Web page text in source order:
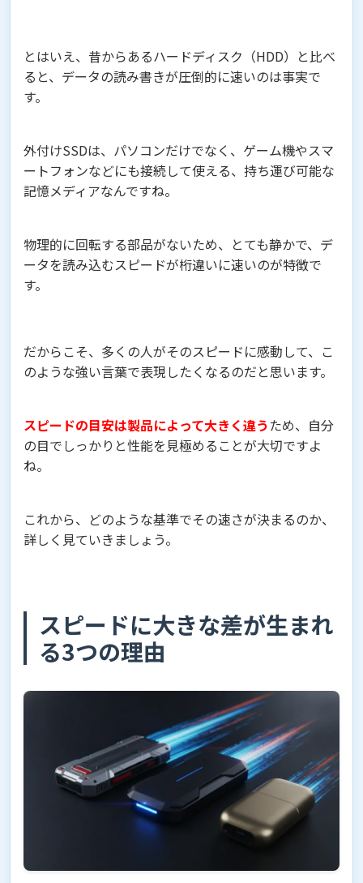
とはいえ、昔からあるハードディスク（HDD）と比べ
ると、データの読み書きが圧倒的に速いのは事実で
す。
外付けSSDは、パソコンだけでなく、ゲーム機やスマ
ートフォンなどにも接続して使える、持ち運び可能な
記憶メディアなんですね。
物理的に回転する部品がないため、とても静かで、デ
ータを読み込むスピードが桁違いに速いのが特徴で
す。
だからこそ、多くの人がそのスピードに感動して、こ
のような強い言葉で表現したくなるのだと思います。
スピードの目安は製品によって大きく違うため、自分
の目でしっかりと性能を見極めることが大切ですよ
ね。
これから、どのような基準でその速さが決まるのか、
詳しく見ていきましょう。
スピードに大きな差が生まれ
る3つの理由